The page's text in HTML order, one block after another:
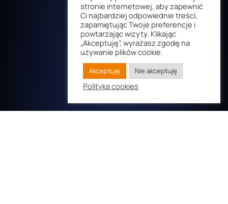
stronie internetowej, aby zapewnić
Ci najbardziej odpowiednie treści,
zapamiętując Twoje preferencje i
powtarzając wizyty. Klikając
„Akceptuję”, wyrażasz zgodę na
używanie plików cookie.
Akceptuję Nie akceptuję
Polityka cookies